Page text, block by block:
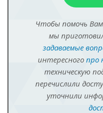
Чтобы помочь
мы
задаваемые
интересного про
техническую
перечислили
уточнили